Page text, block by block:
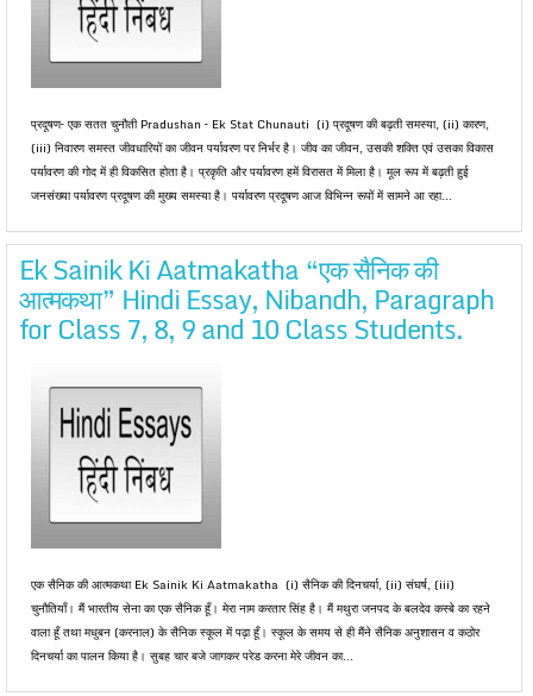
प्रदूषण– एक सतत चुनौती Pradushan – Ek Stat Chunauti (i) प्रदूषण की बढ़ती समस्या, (ii) कारण,
(iii) निवारण समस्त जीवधारियों का जीवन पर्यावरण पर निर्भर है। जीव का जीवन, उसकी शक्ति एवं उसका विकास
पर्यावरण की गोद में ही विकसित होता है। प्रकृति और पर्यावरण हमें विरासत में मिला है। मूल रूप में बढ़ती हुई
जनसंख्या पर्यावरण प्रदूषण की मुख्य समस्या है। पर्यावरण प्रदूषण आज विभिन्न रूपों में सामने आ रहा...
Ek Sainik Ki Aatmakatha “एक सैनिक की
आत्मकथा” Hindi Essay, Nibandh, Paragraph
for Class 7, 8, 9 and 10 Class Students.
एक सैनिक की आत्मकथा Ek Sainik Ki Aatmakatha (i) सैनिक की दिनचर्या, (ii) संघर्ष, (iii)
चुनौतियाँ। मैं भारतीय सेना का एक सैनिक हूँ। मेरा नाम करतार सिंह है। मैं मथुरा जनपद के बलदेव कस्बे का रहने
वाला हूँ तथा मधुबन (करनाल) के सैनिक स्कूल में पढ़ा हूँ। स्कूल के समय से ही मैंने सैनिक अनुशासन व कठोर
दिनचर्या का पालन किया है। सुबह चार बजे जागकर परेड करना मेरे जीवन का...